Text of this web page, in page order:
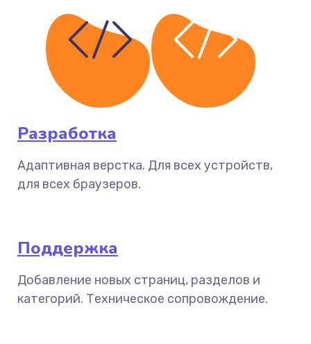
Разработка
Адаптивная верстка. Для всех устройств,
для всех браузеров.
Поддержка
Добавление новых страниц, разделов и
категорий. Техническое сопровождение.